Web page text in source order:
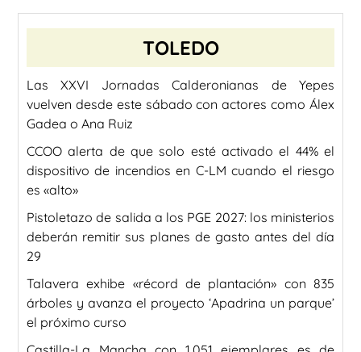
TOLEDO
Las XXVI Jornadas Calderonianas de Yepes
vuelven desde este sábado con actores como Álex
Gadea o Ana Ruiz
CCOO alerta de que solo esté activado el 44% el
dispositivo de incendios en C-LM cuando el riesgo
es «alto»
Pistoletazo de salida a los PGE 2027: los ministerios
deberán remitir sus planes de gasto antes del día
29
Talavera exhibe «récord de plantación» con 835
árboles y avanza el proyecto ‘Apadrina un parque’
el próximo curso